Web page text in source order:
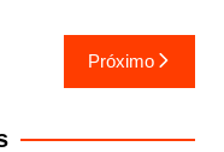
Próximo